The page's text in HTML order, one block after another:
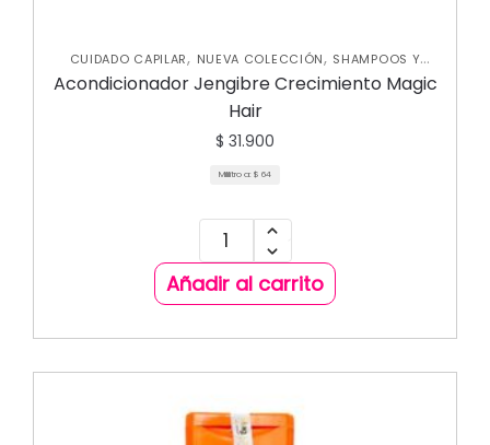
CUIDADO CAPILAR, NUEVA COLECCIÓN, SHAMPOOS Y
ACONDICIONADORES
TRATAMIENTOS CAPILARES
Acondicionador Jengibre Crecimiento Magic
Hair
$ 31.900
Mililitro a: $ 64
Añadir al carrito